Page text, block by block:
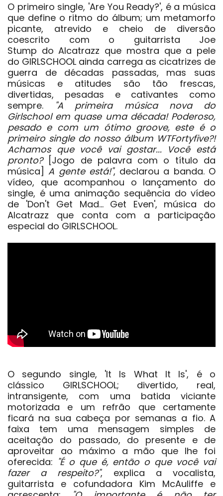
O primeiro single, 'Are You Ready?', é a música
que define o ritmo do álbum; um metamorfo
picante, atrevido e cheio de diversão
coescrito com o guitarrista Joe
Stump doAlcatrazz que mostra que a pele
do GIRLSCHOOL ainda carrega as cicatrizes de
guerra de décadas passadas, mas suas
músicas e atitudes são tão frescas,
divertidas, pesadas e cativantes como
sempre.
"A primeira música nova do
Girlschool em quase uma década! Poderoso,
pesado e com um ótimo groove, este é o
primeiro single do nosso álbum WTFortyfive?!
Achamos que você vai gostar... Você está
pronto?
[Jogo de palavra com o título da
música]A gente está!", declarou a banda. O
vídeo, que acompanhou o lançamento do
single, é uma animação sequência do vídeo
de 'Don't Get Mad... Get Even', música do
Alcatrazz que conta com a participação
especial do GIRLSCHOOL.
O segundo single, 'It Is What It Is', é o
clássico GIRLSCHOOL; divertido, real,
intransigente, com uma batida viciante
motorizada e um refrão que certamente
ficará na sua cabeça por semanas a fio. A
faixa tem uma mensagem simples de
aceitação do passado, do presente e de
aproveitar ao máximo a mão que lhe foi
oferecida: "É o que é, então o que você vai
fazer a respeito?", explica a vocalista,
guitarrista e cofundadora Kim McAuliffe e